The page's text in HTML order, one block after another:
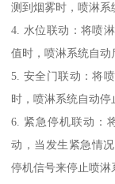
测到烟雾时，喷淋系
4. 水位联动：将喷
值时，喷淋系统自动
5. 安全门联动：将
时，喷淋系统自动停
6. 紧急停机联动：
动，当发生紧急情
停机信号来停止喷淋